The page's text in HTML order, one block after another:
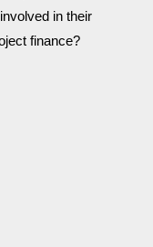
in their
finance?